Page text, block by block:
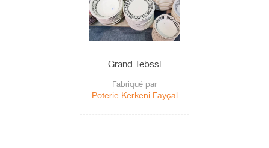
Grand Tebssi
Fabriqué par
Poterie Kerkeni Fayçal